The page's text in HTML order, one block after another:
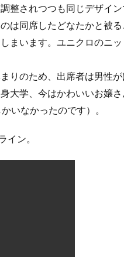
整されつつも同じデザイ
は同席したどなたかと被
まいます。ユニクロのニ
りのため、出席者は男性
大学、今はかわいいお嬢
いなかったのです）。
イン。